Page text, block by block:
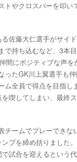
トやクロスバーを叩い
佐藤大仁選手がサイ
で持ち込むなど、3本
間にポジティブな声を
ったGK川上翼選手も
全員で得点を目指し
喫してしまい、最終
チームでプレーできな
プを締め括りました
試合を迎えるという